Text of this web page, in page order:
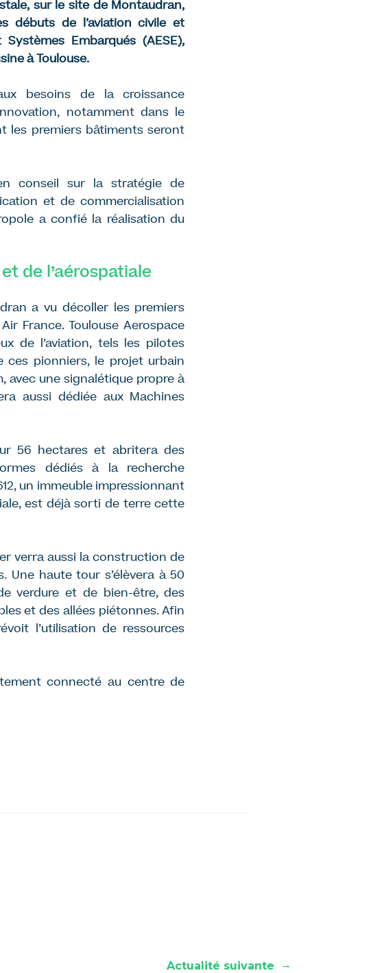
sur le site de Montaudran,
débuts de l’aviation civile et
Embarqués (AESE),
à Toulouse.
besoins de la croissance
notamment dans le
les premiers bâtiments seront
conseil sur la stratégie de
et de commercialisation
a confié la réalisation du
de l’aérospatiale
a vu décoller les premiers
France. Toulouse Aerospace
de l’aviation, tels les pilotes
ces pionniers, le projet urbain
avec une signalétique propre à
aussi dédiée aux Machines
56 hectares et abritera des
dédiés à la recherche
un immeuble impressionnant
est déjà sorti de terre cette
verra aussi la construction de
Une haute tour s’élèvera à 50
verdure et de bien-être, des
et des allées piétonnes. Afin
l’utilisation de ressources
connecté au centre de
Actualité suivante →